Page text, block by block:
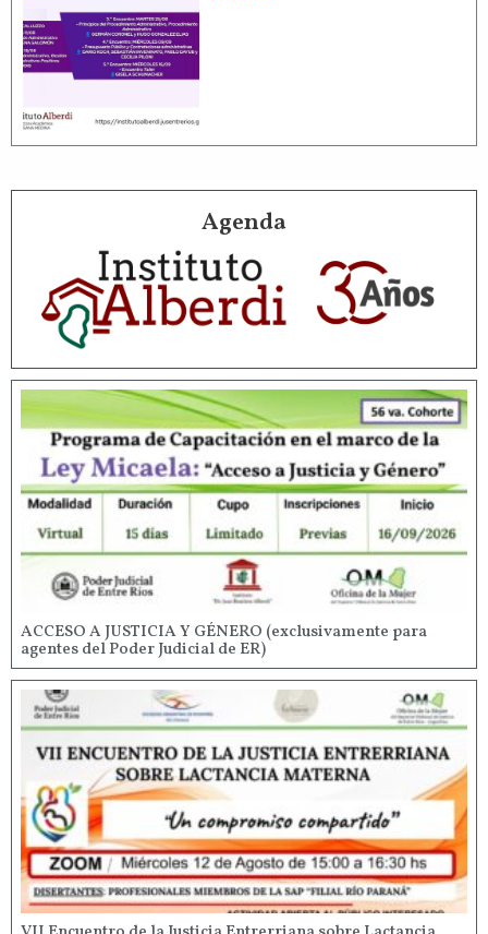
Agenda
ACCESO A JUSTICIA Y GÉNERO (exclusivamente para
agentes del Poder Judicial de ER)